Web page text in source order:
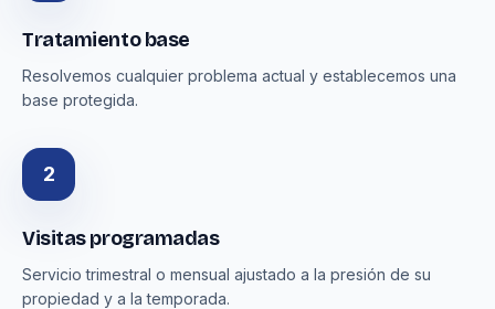
Tratamiento base
Resolvemos cualquier problema actual y establecemos una
base protegida.
2
Visitas programadas
Servicio trimestral o mensual ajustado a la presión de su
propiedad y a la temporada.